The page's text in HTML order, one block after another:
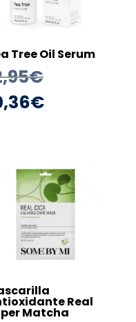
Tree Oil Serum
€El
precio
12,95€.
€
es:
10,36€.
Real
Matcha